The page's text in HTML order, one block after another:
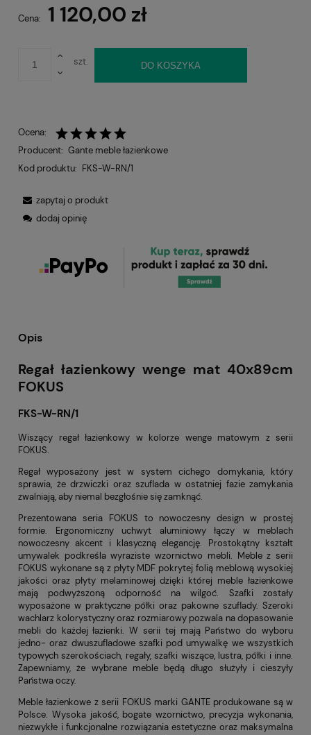
Cena: 1 120,00 zł
szt. DO KOSZYKA
Ocena:
Producent: Gante meble łazienkowe
Kod produktu: FKS-W-RN/1
zapytaj o produkt
dodaj opinię
Opis
Regał łazienkowy wenge mat 40x89cm
FOKUS
FKS-W-RN/1
Wiszący regał łazienkowy w kolorze wenge matowym z serii
FOKUS.
Regał wyposażony jest w system cichego domykania, który
sprawia, że drzwiczki oraz szuflada w ostatniej fazie zamykania
zwalniają, aby niemal bezgłośnie się zamknąć.
Prezentowana seria FOKUS to nowoczesny design w prostej
formie. Ergonomiczny uchwyt aluminiowy łączy w meblach
nowoczesny akcent i klasyczną elegancję. Prostokątny kształt
umywalek podkreśla wyraziste wzornictwo mebli. Meble z serii
FOKUS wykonane są z płyty MDF pokrytej folią meblową wysokiej
jakości oraz płyty melaminowej dzięki której meble łazienkowe
mają podwyższoną odporność na wilgoć. Szafki zostały
wyposażone w praktyczne półki oraz pakowne szuflady. Szeroki
wachlarz kolorystyczny oraz rozmiarowy pozwala na dopasowanie
mebli do każdej łazienki. W serii tej mają Państwo do wyboru
jedno- oraz dwuszufladowe szafki pod umywalkę we wszystkich
typowych szerokościach, regały, szafki wiszące, lustra, półki i inne.
Zapewniamy, że wybrane meble będą długo służyły i cieszyły
Państwa oczy.
Meble łazienkowe z serii FOKUS marki GANTE produkowane są w
Polsce. Wysoka jakość, bogate wzornictwo, precyzja wykonania,
niezwykłe i funkcjonalne rozwiązania estetyczne oraz maksymalna